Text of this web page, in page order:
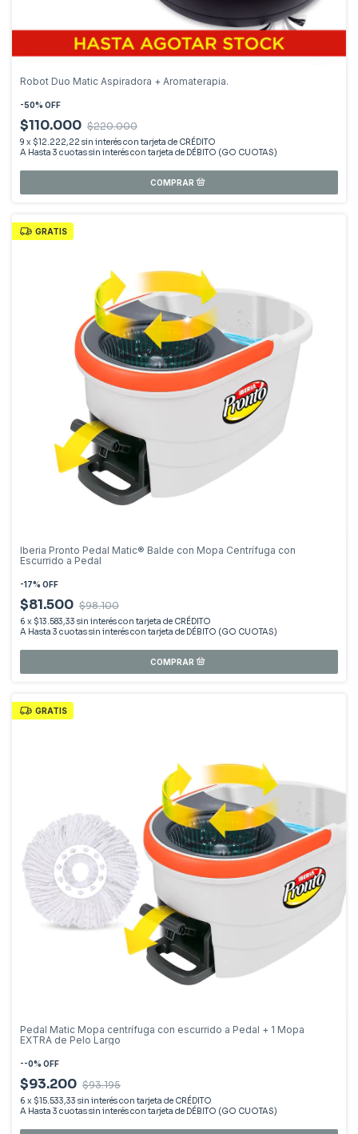
Robot Duo Matic Aspiradora + Aromaterapia.
-50% OFF
$110.000 $220.000
9 x $12.222,22 sin interés
GRATIS
Iberia Pronto Pedal Matic® Balde con Mopa Centrífuga con
Escurrido a Pedal
-17% OFF
$81.500 $98.100
6 x $13.583,33 sin interés
GRATIS
Pedal Matic Mopa centrífuga con escurrido a Pedal + 1 Mopa
EXTRA de Pelo Largo
--0% OFF
$93.200 $93.195
6 x $15.533,33 sin interés